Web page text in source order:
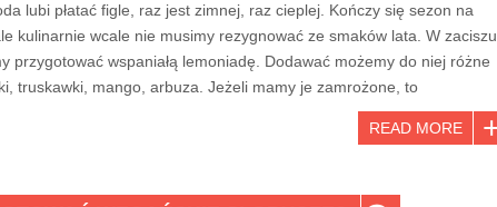
lubi płatać figle, raz jest zimnej, raz cieplej. Kończy się sezon na
kulinarnie wcale nie musimy rezygnować ze smaków lata. W zaciszu
przygotować wspaniałą lemoniadę. Dodawać możemy do niej różne
truskawki, mango, arbuza. Jeżeli mamy je zamrożone, to
READ MORE